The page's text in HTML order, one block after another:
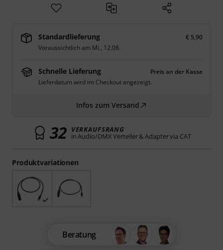
Produktvariationen
Standardlieferung
€ 5,90
Voraussichtlich am Mi., 12.08.
Schnelle Lieferung
Preis an der Kasse
Lieferdatum wird im Checkout angezeigt.
Infos zum Versand
32 VERKAUFSRANG
in Audio/DMX Verteiler & Adapter via CAT
Beratung